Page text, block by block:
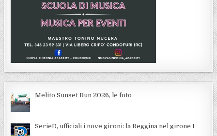
Melito Sunset Run 2026, le foto
SerieD, ufficiali i nove gironi: la Reggina nel girone I